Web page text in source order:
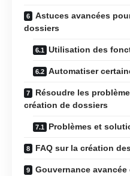
Astuces avancées
dossiers
Utilisation des
Automatiser
Résoudre les
création de dossiers
Problèmes et
FAQ sur la création
Gouvernance